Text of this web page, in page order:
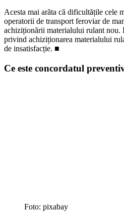
Acesta mai arăta că dificultățile cele
operatorii de transport feroviar de
achiziționării materialului rulant nou.
privind achiziționarea materialului
de insatisfacție. ■
Ce este concordatul
Foto: pixabay